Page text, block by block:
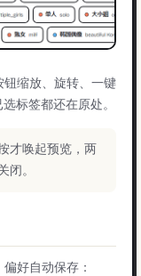
钮缩放、旋转、一键
标签都还在原处。
才唤起预览，两
闭。
好自动保存：